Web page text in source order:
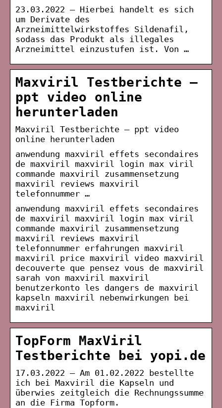
23.03.2022 — Hierbei handelt es sich
um Derivate des
Arzneimittelwirkstoffes Sildenafil,
sodass das Produkt als illegales
Arzneimittel einzustufen ist. Von …
Maxviril Testberichte –
ppt video online
herunterladen
Maxviril Testberichte – ppt video
online herunterladen
anwendung maxviril effets secondaires
de maxviril maxviril login max viril
commande maxviril zusammensetzung
maxviril reviews maxviril
telefonnummer …
anwendung maxviril effets secondaires
de maxviril maxviril login max viril
commande maxviril zusammensetzung
maxviril reviews maxviril
telefonnummer erfahrungen maxviril
maxviril price maxviril video maxviril
decouverte que pensez vous de maxviril
sarah von maxviril maxviril
benutzerkonto les dangers de maxviril
kapseln maxviril nebenwirkungen bei
maxviril
TopForm MaxViril
Testberichte bei yopi.de
17.03.2022 — Am 01.02.2022 bestellte
ich bei Maxviril die Kapseln und
überwies zeitgleich die Rechnungssumme
an die Firma Topform.